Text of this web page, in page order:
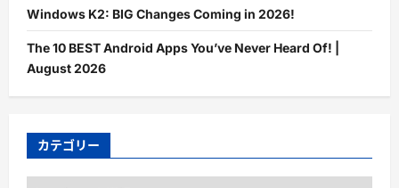
Windows K2: BIG Changes Coming in 2026!
The 10 BEST Android Apps You’ve Never Heard Of! |
August 2026
カテゴリー